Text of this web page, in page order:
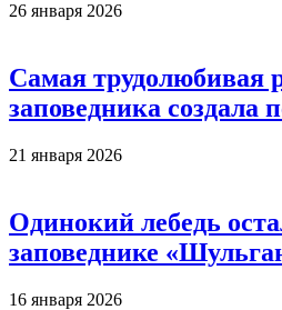
26 января 2026
Самая трудолюбивая
заповедника создала
21 января 2026
Одинокий лебедь
заповеднике
16 января 2026